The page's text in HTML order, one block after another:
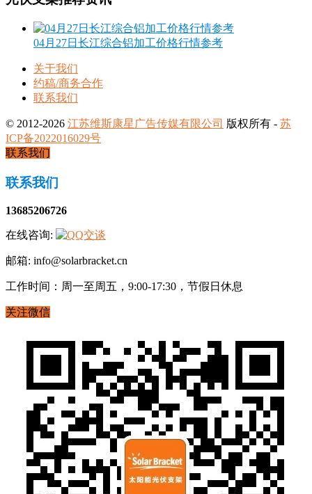
04月27日长江综合铝加工价格行情参考
关于我们
约稿/商务合作
联系我们
© 2012-2026 江苏维斯康星广告传媒有限公司 版权所有 - 苏
ICP备2022016029号
联系我们
联系我们
13685206726
在线咨询:
邮箱: info@solarbracket.cn
工作时间：周一至周五，9:00-17:30，节假日休息
关注微信